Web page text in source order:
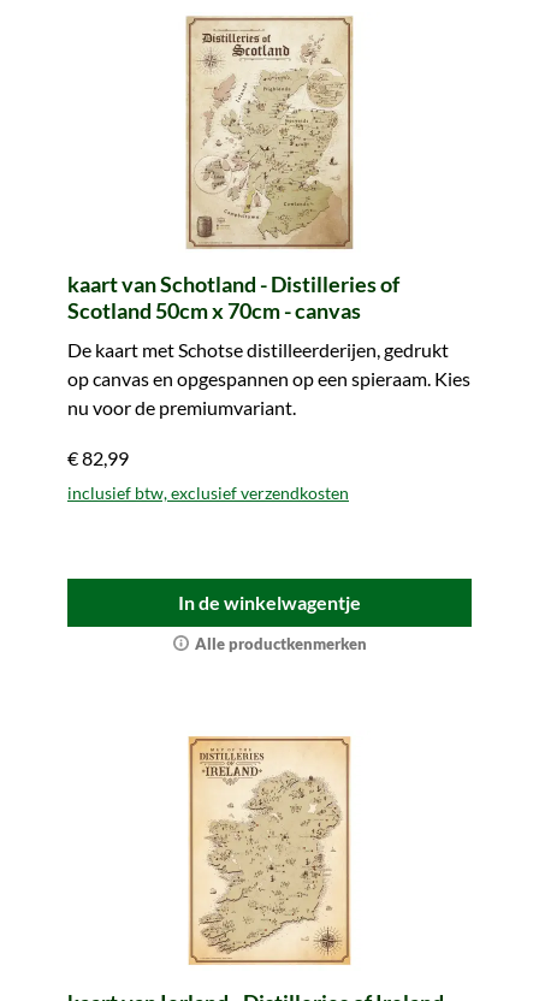
kaart van Schotland - Distilleries of
Scotland 50cm x 70cm - canvas
De kaart met Schotse distilleerderijen, gedrukt
op canvas en opgespannen op een spieraam. Kies
nu voor de premiumvariant.
€ 82,99
inclusief btw, exclusief verzendkosten
In de winkelwagentje
Alle productkenmerken